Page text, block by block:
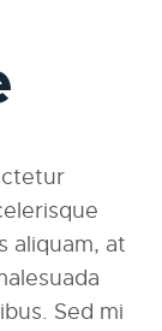
aliquam, at
Sed mi